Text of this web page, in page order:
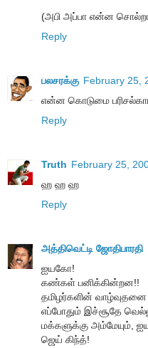
(அபி அப்பா என்ன
Reply
பலசரக்கு February 25,
என்ன கொடுமை
Reply
Truth February 25,
ஹ ஹ ஹ
Reply
அத்திவெட்டி ஜோதிபாரதி
ஐயகோ!
கண்கள் பனிக்கின்றன!!
தமிழர்களின் வாழ்வுதனை
எப்போதும் இச்சூதே
மக்களுக்கு அம்மேயும்,
ஜெய் கிந்த்!